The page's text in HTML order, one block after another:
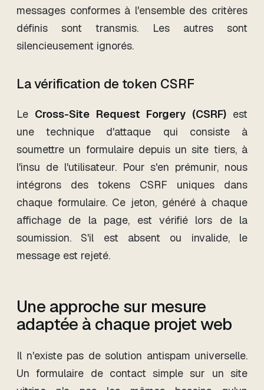
messages conformes à l'ensemble des critères
définis sont transmis. Les autres sont
silencieusement ignorés.
La vérification de token CSRF
Le Cross-Site Request Forgery (CSRF)est
une technique d'attaque qui consiste à
soumettre un formulaire depuis un site tiers, à
l'insu de l'utilisateur. Pour s'en prémunir, nous
intégrons des tokens CSRF uniques dans
chaque formulaire. Ce jeton, généré à chaque
affichage de la page, est vérifié lors de la
soumission. S'il est absent ou invalide, le
message est rejeté.
Une approche sur mesure
adaptée à chaque projet web
Il n'existe pas de solution antispam universelle.
Un formulaire de contact simple sur un site